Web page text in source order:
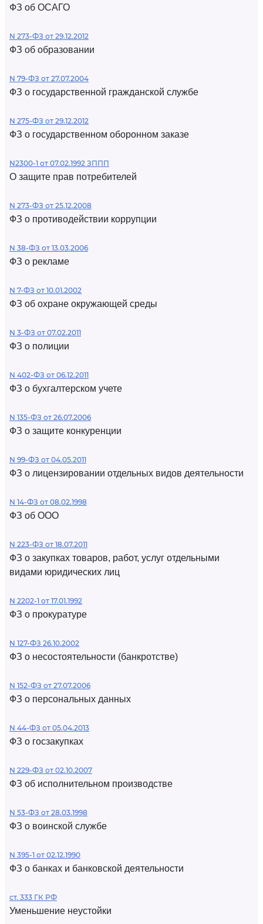
ФЗ об ОСАГО
N 273-ФЗ от 29.12.2012
ФЗ об образовании
N 79-ФЗ от 27.07.2004
ФЗ о государственной гражданской службе
N 275-ФЗ от 29.12.2012
ФЗ о государственном оборонном заказе
N2300-1 от 07.02.1992 ЗППП
О защите прав потребителей
N 273-ФЗ от 25.12.2008
ФЗ о противодействии коррупции
N 38-ФЗ от 13.03.2006
ФЗ о рекламе
N 7-ФЗ от 10.01.2002
ФЗ об охране окружающей среды
N 3-ФЗ от 07.02.2011
ФЗ о полиции
N 402-ФЗ от 06.12.2011
ФЗ о бухгалтерском учете
N 135-ФЗ от 26.07.2006
ФЗ о защите конкуренции
N 99-ФЗ от 04.05.2011
ФЗ о лицензировании отдельных видов деятельности
N 14-ФЗ от 08.02.1998
ФЗ об ООО
N 223-ФЗ от 18.07.2011
ФЗ о закупках товаров, работ, услуг отдельными
видами юридических лиц
N 2202-1 от 17.01.1992
ФЗ о прокуратуре
N 127-ФЗ 26.10.2002
ФЗ о несостоятельности (банкротстве)
N 152-ФЗ от 27.07.2006
ФЗ о персональных данных
N 44-ФЗ от 05.04.2013
ФЗ о госзакупках
N 229-ФЗ от 02.10.2007
ФЗ об исполнительном производстве
N 53-ФЗ от 28.03.1998
ФЗ о воинской службе
N 395-1 от 02.12.1990
ФЗ о банках и банковской деятельности
ст. 333 ГК РФ
Уменьшение неустойки